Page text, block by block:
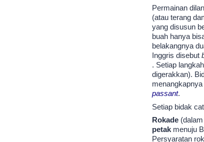
Permainan
(atau terang
yang disusun
buah hanya
belakangnya
Inggris disebut
. Setiap
digerakkan).
passant.
Setiap bidak
Rokade
petak menuju
Persyaratan